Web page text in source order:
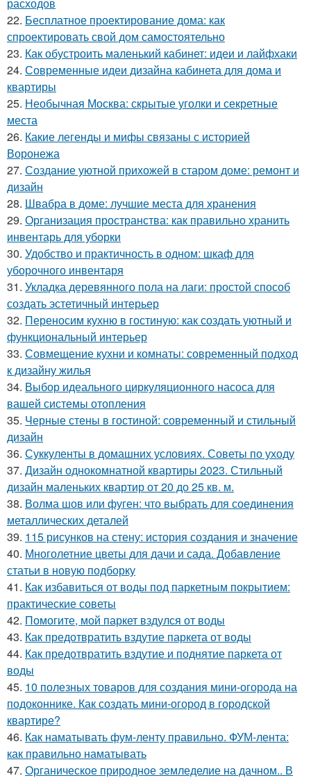
22. Бесплатное проектирование дома: как
спроектировать свой дом самостоятельно
23. Как обустроить маленький кабинет: идеи и лайфхаки
24. Современные идеи дизайна кабинета для дома и
квартиры
25. Необычная Москва: скрытые уголки и секретные
места
26. Какие легенды и мифы связаны с историей
Воронежа
27. Создание уютной прихожей в старом доме: ремонт и
дизайн
28. Швабра в доме: лучшие места для хранения
29. Организация пространства: как правильно хранить
инвентарь для уборки
30. Удобство и практичность в одном: шкаф для
уборочного инвентаря
31. Укладка деревянного пола на лаги: простой способ
создать эстетичный интерьер
32. Переносим кухню в гостиную: как создать уютный и
функциональный интерьер
33. Совмещение кухни и комнаты: современный подход
к дизайну жилья
34. Выбор идеального циркуляционного насоса для
вашей системы отопления
35. Черные стены в гостиной: современный и стильный
дизайн
36. Суккуленты в домашних условиях. Советы по уходу
37. Дизайн однокомнатной квартиры 2023. Стильный
дизайн маленьких квартир от 20 до 25 кв. м.
38. Волма шов или фуген: что выбрать для соединения
металлических деталей
39. 115 рисунков на стену: история создания и значение
40. Многолетние цветы для дачи и сада. Добавление
статьи в новую подборку
41. Как избавиться от воды под паркетным покрытием:
практические советы
42. Помогите, мой паркет вздулся от воды
43. Как предотвратить вздутие паркета от воды
44. Как предотвратить вздутие и поднятие паркета от
воды
45. 10 полезных товаров для создания мини-огорода на
подоконнике. Как создать мини-огород в городской
квартире?
46. Как наматывать фум-ленту правильно. ФУМ-лента:
как правильно наматывать
47. Органическое природное земледелие на дачном.. В